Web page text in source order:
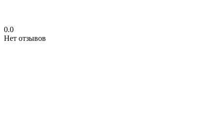
0.0
Нет отзывов